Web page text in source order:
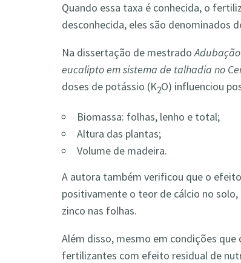
Quando essa taxa é conhecida, o
desconhecida, eles são denominados
Na dissertação de mestrado
eucalipto em sistema de talhadia no
doses de potássio (K2O) influenciou
Biomassa: folhas, lenho e total;
Altura das plantas;
Volume de madeira.
A autora também verificou que o
positivamente o teor de cálcio no
zinco nas folhas.
Além disso, mesmo em condições
fertilizantes com efeito residual de